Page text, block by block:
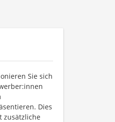
Sie sich
Dies
zusätzliche